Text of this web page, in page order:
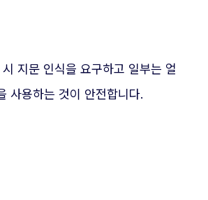
지문 인식을 요구하고 일부는 얼
사용하는 것이 안전합니다.